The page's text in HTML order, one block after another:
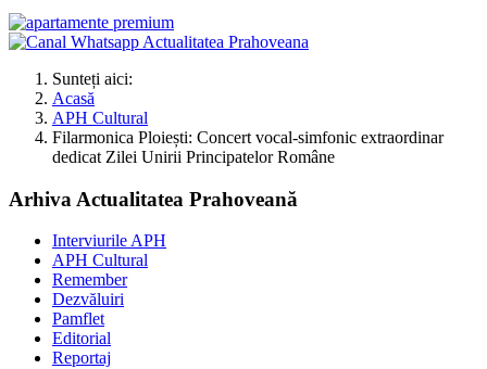
Sunteți aici:
Acasă
APH Cultural
Filarmonica Ploiești: Concert vocal-simfonic extraordinar
dedicat Zilei Unirii Principatelor Române
Arhiva Actualitatea Prahoveană
Interviurile APH
APH Cultural
Remember
Dezvăluiri
Pamflet
Editorial
Reportaj